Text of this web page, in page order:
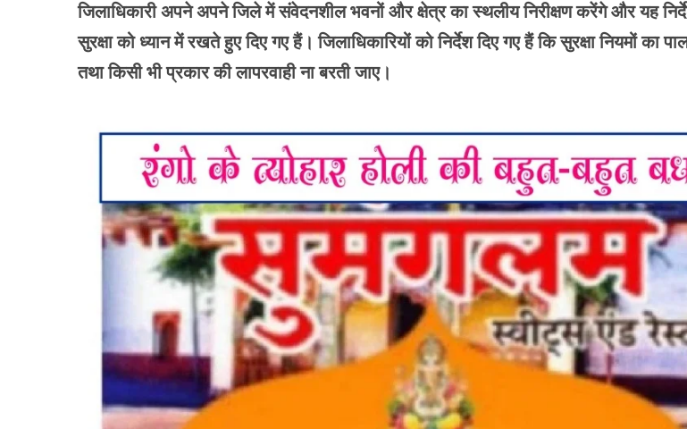
जिलाधिकारी अपने अपने जिले में संवेदनशील भवनों और क्षेत्र का स्थलीय निरीक्षण करेंगे और यह
सुरक्षा को ध्यान में रखते हुए दिए गए हैं। जिलाधिकारियों को निर्देश दिए गए हैं कि सुरक्षा नियमों का
तथा किसी भी प्रकार की लापरवाही ना बरती जाए।